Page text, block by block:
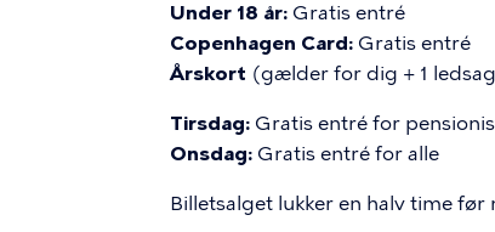
Under 18 år: Gratis entré
Copenhagen Card: Gratis entré
Årskort (gælder for dig + 1
Tirsdag: Gratis entré for
Onsdag: Gratis entré for alle
Billetsalget lukker en halv time